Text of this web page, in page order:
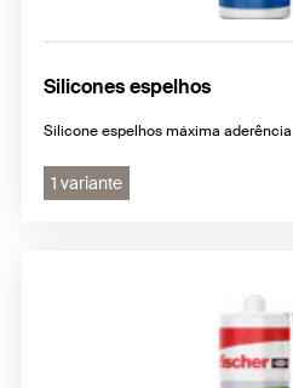
Silicones espelhos
Silicone espelhos máxima aderência
1 variante